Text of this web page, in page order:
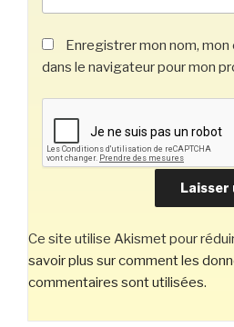
Enregistrer mon nom,
dans le navigateur pour mon
Ce site utilise Akismet pour
savoir plus sur comment les
commentaires sont utilisées.